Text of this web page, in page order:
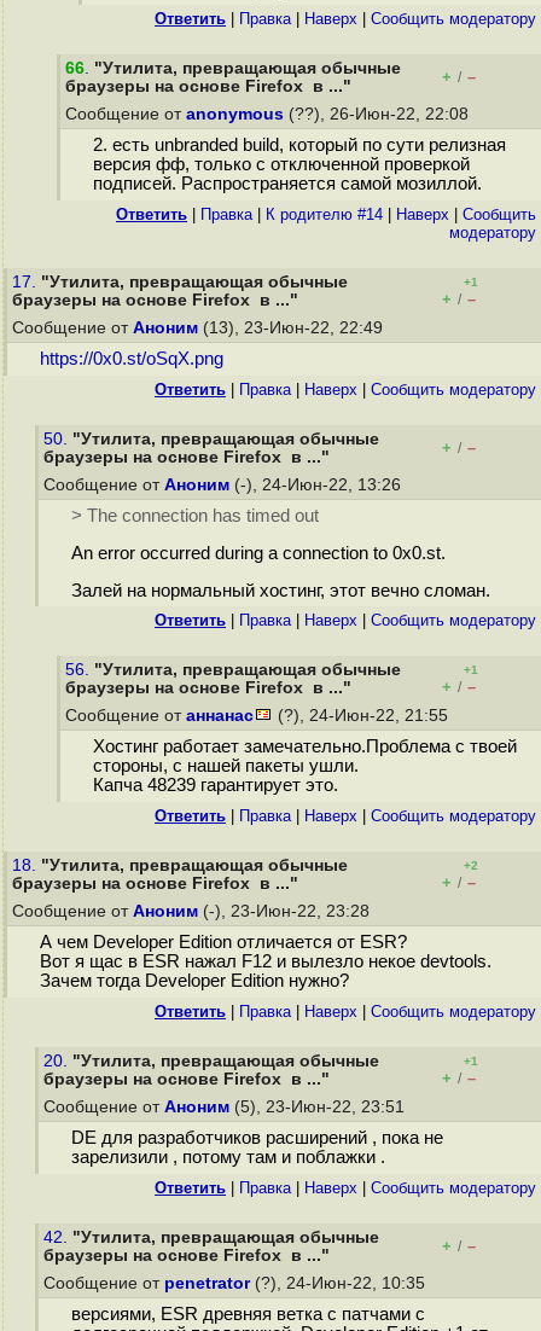
Ответить Правка| Наверх Cообщить модератору
66. "Утилита, превращающая обычные
браузеры на основе Firefox в ..."
+ / –
Сообщение от anonymous (??), 26-Июн-22, 22:08
2. есть unbranded build, который по сути релизная
версия фф, только с отключенной проверкой
подписей. Распространяется самой мозиллой.
Ответить Правка| К родителю #14 Наверх
Cообщить
модератору
17. "Утилита, превращающая обычные
браузеры на основе Firefox в ..."
+1
+ / –
Сообщение от Аноним (13), 23-Июн-22, 22:49
https://0x0.st/oSqX.png
Ответить Правка| Наверх Cообщить модератору
50. "Утилита, превращающая обычные
браузеры на основе Firefox в ..."
+ / –
Сообщение от Аноним (-), 24-Июн-22, 13:26
> The connection has timed out
An error occurred during a connection to 0x0.st.
Залей на нормальный хостинг, этот вечно сломан.
Ответить Правка| Наверх Cообщить модератору
56. "Утилита, превращающая обычные
браузеры на основе Firefox в ..."
+1
+ / –
Сообщение от аннанас (?), 24-Июн-22, 21:55
Хостинг работает замечательно.Проблема с твоей
стороны, с нашей пакеты ушли.
Капча 48239 гарантирует это.
Ответить Правка| Наверх Cообщить модератору
18. "Утилита, превращающая обычные
браузеры на основе Firefox в ..."
+2
+ / –
Сообщение от Аноним (-), 23-Июн-22, 23:28
А чем Developer Edition отличается от ESR?
Вот я щас в ESR нажал F12 и вылезло некое devtools.
Зачем тогда Developer Edition нужно?
Ответить Правка| Наверх Cообщить модератору
20. "Утилита, превращающая обычные
браузеры на основе Firefox в ..."
+1
+ / –
Сообщение от Аноним (5), 23-Июн-22, 23:51
DE для разработчиков расширений , пока не
зарелизили , потому там и поблажки .
Ответить Правка| Наверх Cообщить модератору
42. "Утилита, превращающая обычные
браузеры на основе Firefox в ..."
+ / –
Сообщение от penetrator(?), 24-Июн-22, 10:35
версиями, ESR древняя ветка с патчами с